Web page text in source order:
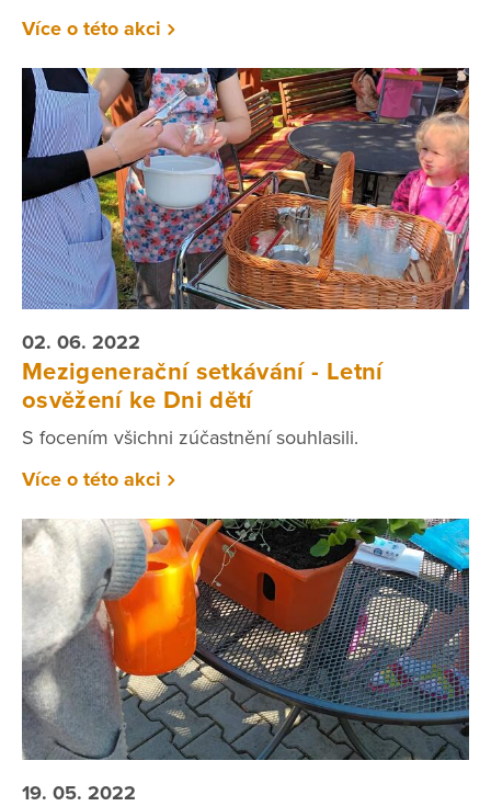
Více o této akci
02. 06. 2022
Mezigenerační setkávání - Letní
osvěžení ke Dni dětí
S focením všichni zúčastnění souhlasili.
Více o této akci
19. 05. 2022